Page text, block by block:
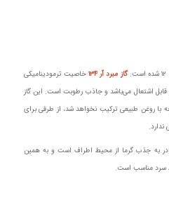
گاز مبرد آر ۱۳۴
خاصیت ترمودینامیکی
قابل اشتعال می‌باشد و جاذب رطوبت است. این گاز
با روغن طبیعی ترکیب نخواهد شد، از طرفی برای
به جذب گرما از محیط اطراف است و به همین
سرد مناسب است.